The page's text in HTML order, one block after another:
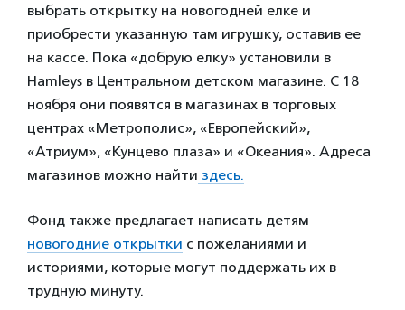
выбрать открытку на новогодней елке и
приобрести указанную там игрушку, оставив ее
на кассе. Пока «добрую елку» установили в
Hamleys в Центральном детском магазине. С 18
ноября они появятся в магазинах в торговых
центрах «Метрополис», «Европейский»,
«Атриум», «Кунцево плаза» и «Океания». Адреса
магазинов можно найти здесь.
Фонд также предлагает написать детям
новогодние открытки с пожеланиями и
историями, которые могут поддержать их в
трудную минуту.